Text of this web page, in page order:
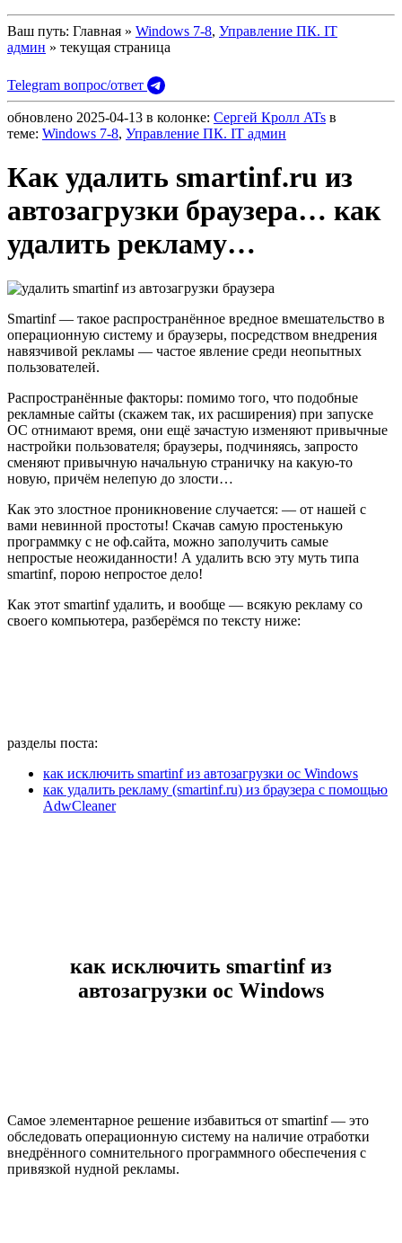
Ваш путь: Главная » Windows 7-8, Управление ПК. IT
админ » текущая страница
Telegram вопрос/ответ
обновлено 2025-04-13 в колонке: Сергей Кролл ATs в
теме: Windows 7-8, Управление ПК. IT админ
Как удалить smartinf.ru из
автозагрузки браузера… как
удалить рекламу…
Smartinf — такое распространённое вредное вмешательство в
операционную систему и браузеры, посредством внедрения
навязчивой рекламы — частое явление среди неопытных
пользователей.
Распространённые факторы: помимо того, что подобные
рекламные сайты (скажем так, их расширения) при запуске
ОС отнимают время, они ещё зачастую изменяют привычные
настройки пользователя; браузеры, подчиняясь, запросто
сменяют привычную начальную страничку на какую-то
новую, причём нелепую до злости…
Как это злостное проникновение случается: — от нашей с
вами невинной простоты! Скачав самую простенькую
программку с не оф.сайта, можно заполучить самые
непростые неожиданности! А удалить всю эту муть типа
smartinf, порою непростое дело!
Как этот smartinf удалить, и вообще — всякую рекламу со
своего компьютера, разберёмся по тексту ниже:
разделы поста:
как исключить smartinf из автозагрузки ос Windows
как удалить рекламу (smartinf.ru) из браузера с помощью
AdwCleaner
как исключить smartinf из
автозагрузки ос Windows
Самое элементарное решение избавиться от smartinf — это
обследовать операционную систему на наличие отработки
внедрённого сомнительного программного обеспечения с
привязкой нудной рекламы.